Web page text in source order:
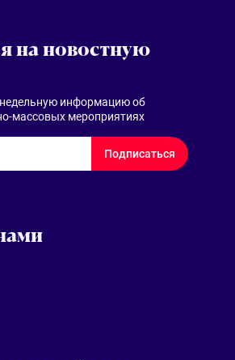
на новостную
информацию об
массовых мероприятиях
Подписаться